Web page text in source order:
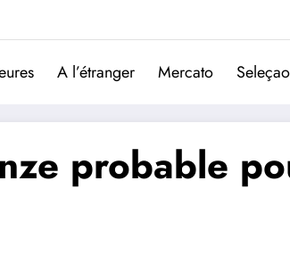
A l’étranger Mercato
probable